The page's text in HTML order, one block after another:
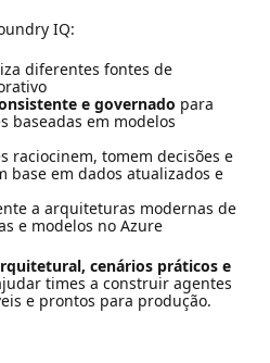
IQ:
diferentes fontes de
e governado para
baseadas em modelos
raciocinem, tomem decisões e
base em dados atualizados e
a arquiteturas modernas de
e modelos no Azure
cenários práticos e
times a construir agentes
e prontos para produção.